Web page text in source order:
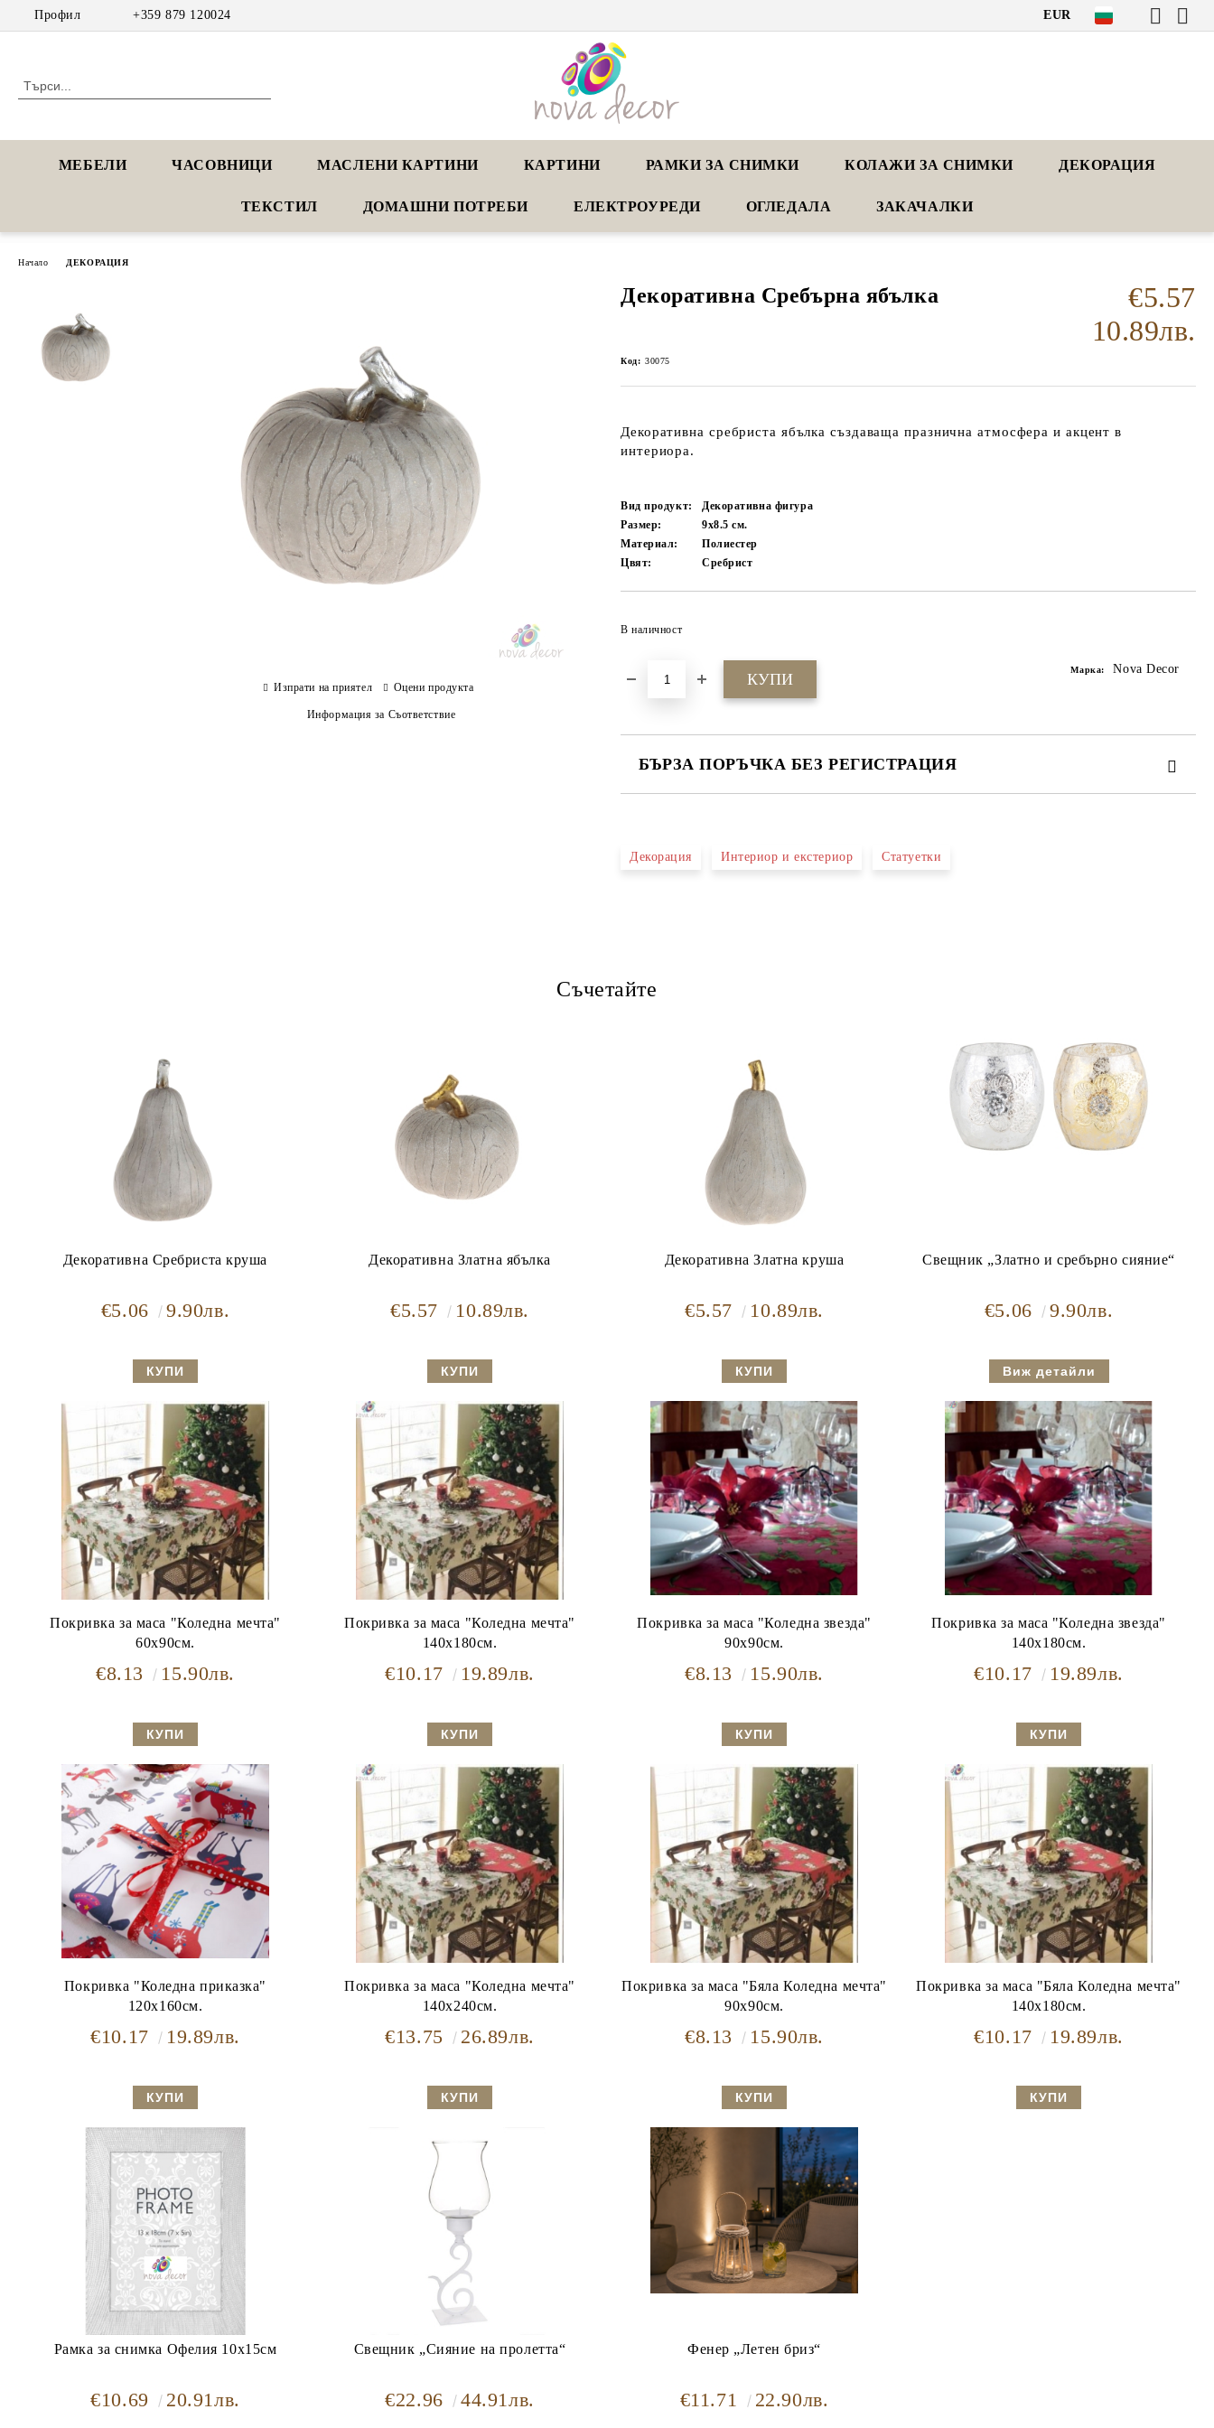
Профил +359 879 120024 EUR
МЕБЕЛИ ЧАСОВНИЦИ МАСЛЕНИ КАРТИНИ КАРТИНИ РАМКИ ЗА СНИМКИ КОЛАЖИ ЗА СНИМКИ ДЕКОРАЦИЯ
ТЕКСТИЛ ДОМАШНИ ПОТРЕБИ ЕЛЕКТРОУРЕДИ ОГЛЕДАЛА ЗАКАЧАЛКИ
Начало ДЕКОРАЦИЯ
Декоративна Сребърна ябълка
€5.57
10.89лв.
Код: 30075
Декоративна сребриста ябълка създаваща празнична атмосфера и акцент в
интериора.
Вид продукт:
Декоративна фигура
Размер:
9х8.5см.
Материал:
Полиестер
Цвят:
Сребрист
В наличност
Марка: Nova Decor
БЪРЗА ПОРЪЧКА БЕЗ РЕГИСТРАЦИЯ
Декорация Интериор и екстериор Статуетки
Изпрати на приятел Оцени продукта
Информация за Съответствие
Съчетайте
Декоративна Сребриста круша
€5.06 9.90лв.
Декоративна Златна ябълка
€5.57 10.89лв.
Декоративна Златна круша
€5.57 10.89лв.
Свещник „Златно и сребърно сияние“
€5.06 9.90лв.
Виж детайли
Покривка за маса "Коледнa мечтa"
60х90см.
€8.13 15.90лв.
Покривка за маса "Коледна мечта"
140х180см.
€10.17 19.89лв.
Покривка за маса "Коледна звезда"
90х90см.
€8.13 15.90лв.
Покривка за маса "Коледна звезда"
140х180см.
€10.17 19.89лв.
Покривка "Коледна приказка"
120x160см.
€10.17 19.89лв.
Покривка за маса "Коледна мечта"
140х240см.
€13.75 26.89лв.
Покривка за маса "Бяла Коледнa мечтa"
90х90см.
€8.13 15.90лв.
Покривка за маса "Бяла Коледна мечта"
140х180см.
€10.17 19.89лв.
Рамка за снимка Офелия 10х15см
€10.69 20.91лв.
Свещник „Сияние на пролетта“
€22.96 44.91лв.
Фенер „Летен бриз“
€11.71 22.90лв.